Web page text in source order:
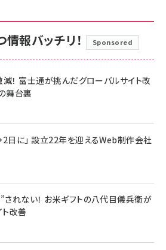
報バッチリ！ Sponsored
！ 富士通が挑んだグローバルサイト改
舞台裏
日に」 設立22年を迎えるWeb制作会社
れない！ お米ギフトの八代目儀兵衛が
改善